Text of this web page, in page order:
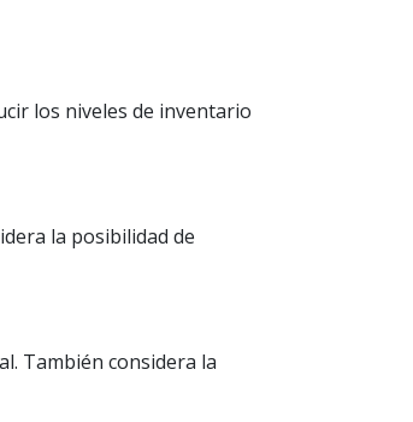
los niveles de inventario
la posibilidad de
También considera la